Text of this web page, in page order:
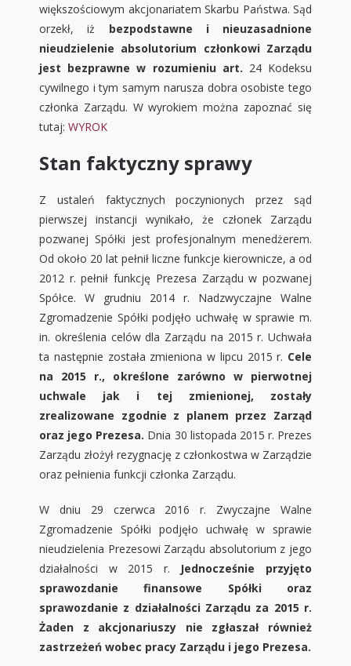
większościowym akcjonariatem Skarbu Państwa. Sąd
orzekł, iż bezpodstawne i nieuzasadnione
nieudzielenie absolutorium członkowi Zarządu
jest bezprawne w rozumieniu art. 24 Kodeksu
cywilnego i tym samym narusza dobra osobiste tego
członka Zarządu. W wyrokiem można zapoznać się
tutaj: WYROK
Stan faktyczny sprawy
Z ustaleń faktycznych poczynionych przez sąd
pierwszej instancji wynikało, że członek Zarządu
pozwanej Spółki jest profesjonalnym menedżerem.
Od około 20 lat pełnił liczne funkcje kierownicze, a od
2012 r. pełnił funkcję Prezesa Zarządu w pozwanej
Spółce. W grudniu 2014 r. Nadzwyczajne Walne
Zgromadzenie Spółki podjęło uchwałę w sprawie m.
in. określenia celów dla Zarządu na 2015 r. Uchwała
ta następnie została zmieniona w lipcu 2015 r. Cele
na 2015 r., określone zarówno w pierwotnej
uchwale jak i tej zmienionej, zostały
zrealizowane zgodnie z planem przez Zarząd
oraz jego Prezesa. Dnia 30 listopada 2015 r. Prezes
Zarządu złożył rezygnację z członkostwa w Zarządzie
oraz pełnienia funkcji członka Zarządu.
W dniu 29 czerwca 2016 r. Zwyczajne Walne
Zgromadzenie Spółki podjęło uchwałę w sprawie
nieudzielenia Prezesowi Zarządu absolutorium z jego
działalności w 2015 r. Jednocześnie przyjęto
sprawozdanie finansowe Spółki oraz
sprawozdanie z działalności Zarządu za 2015 r.
Żaden z akcjonariuszy nie zgłaszał również
zastrzeżeń wobec pracy Zarządu i jego Prezesa.